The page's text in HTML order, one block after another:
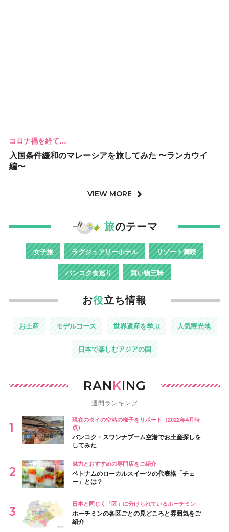
コロナ禍を経て…
入国条件緩和のマレーシアを旅してみた 〜ランカウイ
編〜
VIEW MORE
旅のテーマ
女子旅 ラグジュアリーホテル リゾート満喫
バンコク食巡り 買い物三昧
お役立ち情報
お土産 モデルコース 世界遺産を学ぶ 人気観光地
日本で楽しむアジアの国
RANKING
週間ランキング
現在のタイの空港の様子をリポート（2022年4月時
点）
バンコク・スワンナプーム空港でお土産探しを
してみた
魅力とおすすめの専門店をご紹介
ベトナムのローカルスイーツの代表格「チェ
ー」とは？
日本と同じく「区」に分けられているホーチミン
ホーチミンの各区ごとの見どころと雰囲気をご
紹介